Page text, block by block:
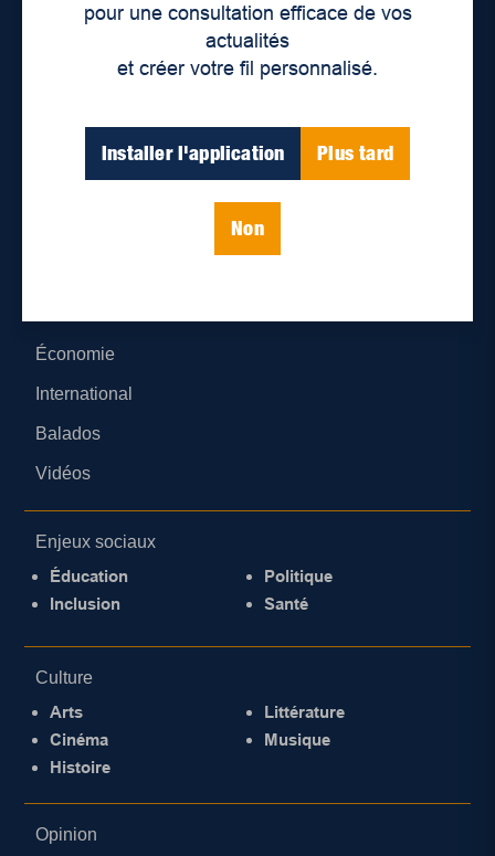
pour une consultation efficace de vos
actualités
et créer votre fil personnalisé.
Installer l'application Plus tard
Non
Lieux de distribution
Économie
International
Balados
Vidéos
Enjeux sociaux
Éducation
Inclusion
Politique
Santé
Culture
Arts
Cinéma
Histoire
Littérature
Musique
Opinion